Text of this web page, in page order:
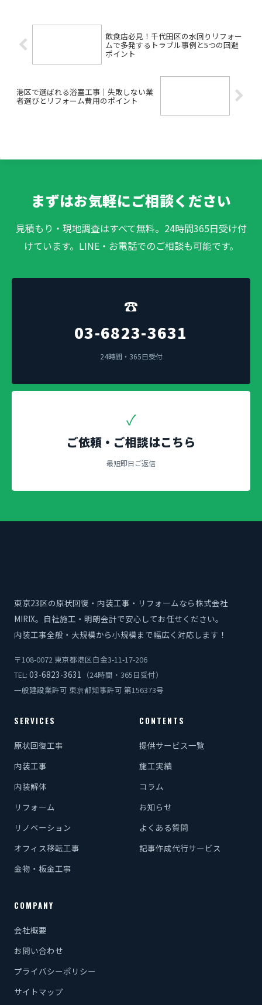
飲食店必見！千代田区の水回りリフォー
ムで多発するトラブル事例と5つの回避
ポイント
港区で選ばれる浴室工事｜失敗しない業
者選びとリフォーム費用のポイント
まずはお気軽にご相談ください
見積もり・現地調査はすべて無料。24時間365日受け付
けています。LINE・お電話でのご相談も可能です。
☎
03-6823-3631
24時間・365日受付
✓
ご依頼・ご相談はこちら
最短即日ご返信
東京23区の原状回復・内装工事・リフォームなら株式会社
MIRIX。自社施工・明朗会計で安心してお任せください。
内装工事全般・大規模から小規模まで幅広く対応します！
〒108-0072 東京都港区白金3-11-17-206
TEL: 03-6823-3631 （24時間・365日受付）
一般建設業許可 東京都知事許可 第156373号
SERVICES
原状回復工事
内装工事
内装解体
リフォーム
リノベーション
オフィス移転工事
金物・板金工事
CONTENTS
提供サービス一覧
施工実績
コラム
お知らせ
よくある質問
記事作成代行サービス
COMPANY
会社概要
お問い合わせ
プライバシーポリシー
サイトマップ